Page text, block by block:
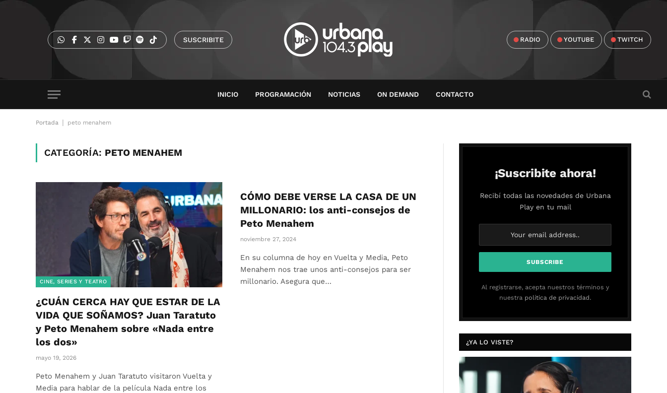
SUSCRIBITE RADIO YOUTUBE TWITCH
INICIO PROGRAMACIÓN NOTICIAS ON DEMAND CONTACTO
Portada peto menahem
CATEGORÍA: PETO MENAHEM
CINE, SERIES Y TEATRO
¿CUÁN CERCA HAY QUE ESTAR DE LA
VIDA QUE SOÑAMOS? Juan Taratuto
y Peto Menahem sobre «Nada entre
los dos»
mayo 19, 2026
Peto Menahem y Juan Taratuto visitaron Vuelta y
Media para hablar de la película Nada entre los
CÓMO DEBE VERSE LA CASA DE UN
MILLONARIO: los anti-consejos de
Peto Menahem
noviembre 27, 2024
En su columna de hoy en Vuelta y Media, Peto
Menahem nos trae unos anti-consejos para ser
millonario. Asegura que…
¡Suscribite ahora!
Recibí todas las novedades de Urbana
Play en tu mail
Al registrarse, acepta nuestros términos y
nuestra política de privacidad.
¿YA LO VISTE?